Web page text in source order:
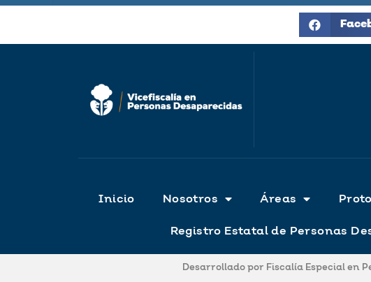
Inicio Nosotros Áreas
Registro Estatal de Personas
Desarrollado por Fiscalía Especial en